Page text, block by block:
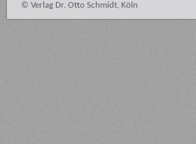
© Verlag Dr. Otto Schmidt, Köln